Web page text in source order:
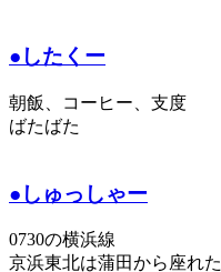
●したくー
朝飯、コーヒー、支度
ばたばた
●しゅっしゃー
0730の横浜線
京浜東北は蒲田から座れた